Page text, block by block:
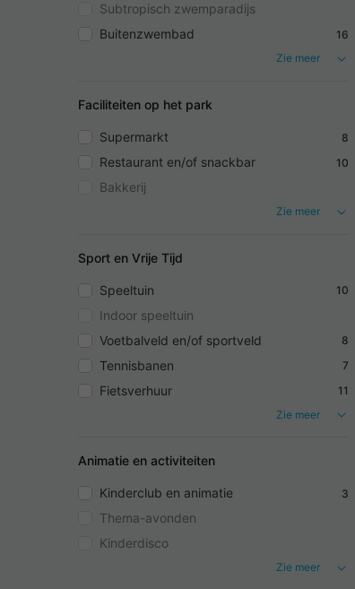
Subtropisch zwemparadijs
Buitenzwembad
16
Zie meer
Faciliteiten op het park
Supermarkt 8
Restaurant en/of snackbar 10
Bakkerij
Zie meer
Sport en Vrije Tijd
Speeltuin 10
Indoor speeltuin
Voetbalveld en/of sportveld
8
Tennisbanen 7
Fietsverhuur
11
Zie meer
Animatie en activiteiten
Kinderclub en animatie 3
Thema-avonden
Kinderdisco
Zie meer